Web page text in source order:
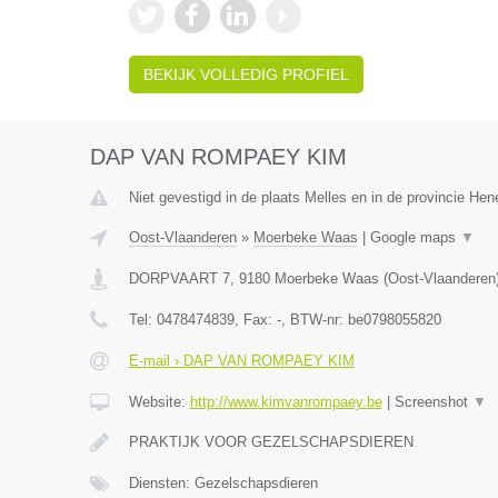
BEKIJK VOLLEDIG PROFIEL
DAP VAN ROMPAEY KIM
Niet gevestigd in de plaats Melles en in de provincie
Oost-Vlaanderen» Moerbeke Waas Google maps ▼
DORPVAART 7, 9180 Moerbeke Waas (Oost-Vlaanderen
Tel: 0478474839, Fax: -, BTW-nr: be0798055820
E-mail › DAP VAN ROMPAEY KIM
Website: http://www.kimvanrompaey.be| Screenshot ▼
PRAKTIJK VOOR GEZELSCHAPSDIEREN
Diensten: Gezelschapsdieren